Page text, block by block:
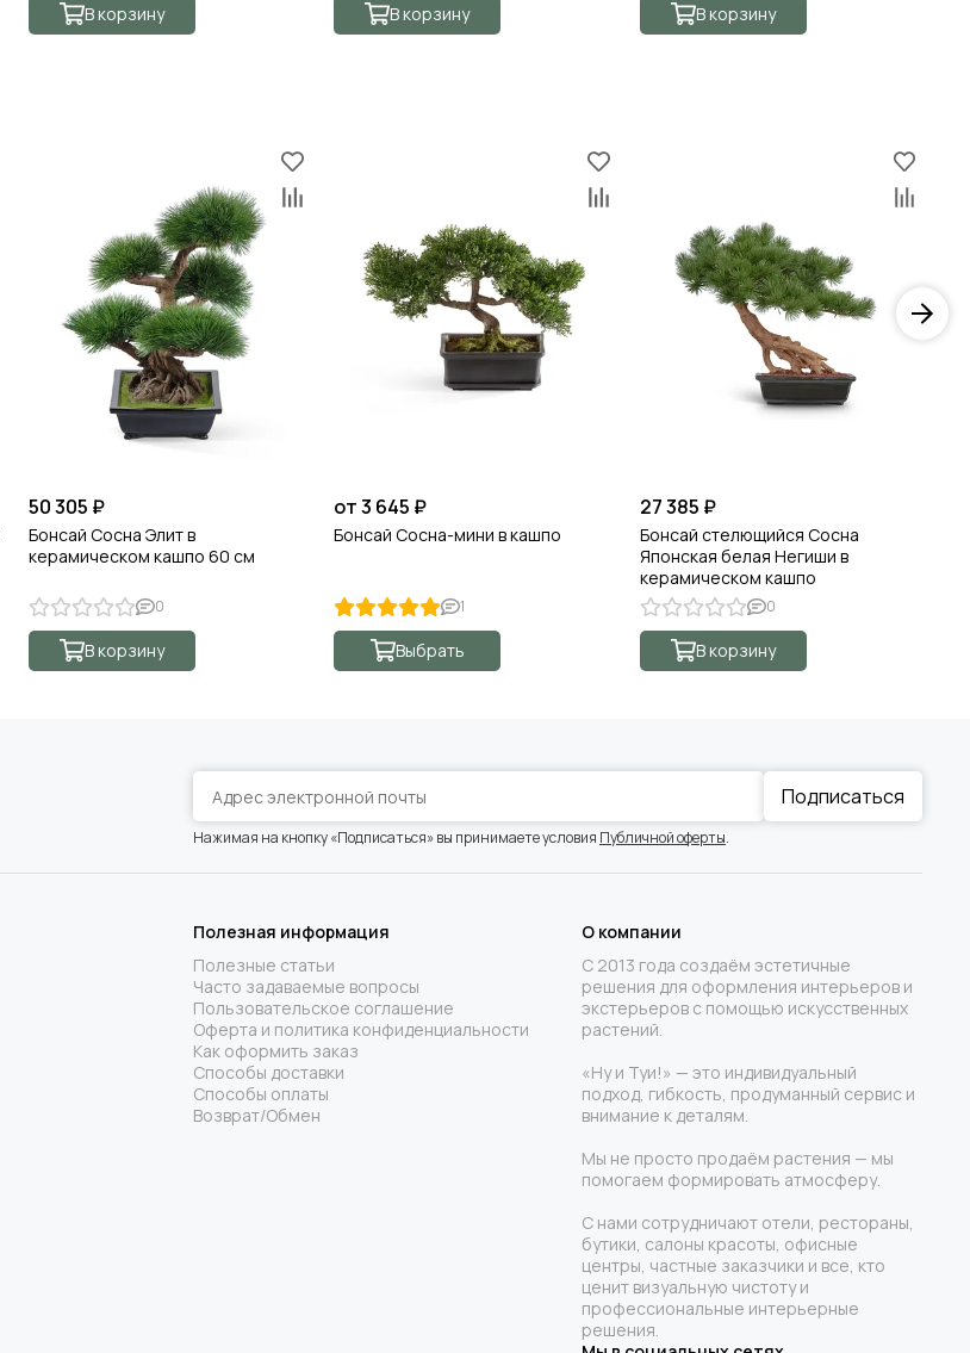
В корзину В корзину В корзину
50 305 ₽
Бонсай Сосна Элит в
керамическом кашпо 60 см
0
В корзину
от 3 645 ₽
Бонсай Сосна-мини в кашпо
1
Выбрать
27 385 ₽
Бонсай стелющийся Сосна
Японская белая Негиши в
керамическом кашпо
0
В корзину
Подписаться
Нажимая на кнопку «Подписаться» вы принимаете условия Публичной оферты.
Полезная информация
Полезные статьи
Часто задаваемые вопросы
Пользовательское соглашение
Оферта и политика конфиденциальности
Как оформить заказ
Способы доставки
Способы оплаты
Возврат/Обмен
О компании
С 2013 года создаём эстетичные
решения для оформления интерьеров и
экстерьеров с помощью искусственных
растений.
«Ну и Туи!» — это индивидуальный
подход, гибкость, продуманный сервис и
внимание к деталям.
Мы не просто продаём растения — мы
помогаем формировать атмосферу.
С нами сотрудничают отели, рестораны,
бутики, салоны красоты, офисные
центры, частные заказчики и все, кто
ценит визуальную чистоту и
профессиональные интерьерные
решения.